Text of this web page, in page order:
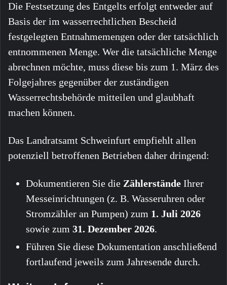
Die Festsetzung des Entgelts erfolgt entweder auf
Basis der im wasserrechtlichen Bescheid
festgelegten Entnahmemengen oder der tatsächlich
entnommenen Menge. Wer die tatsächliche Menge
abrechnen möchte, muss diese bis zum 1. März des
Folgejahres gegenüber der zuständigen
Wasserrechtsbehörde mitteilen und glaubhaft
machen können.
Das Landratsamt Schweinfurt empfiehlt allen
potenziell betroffenen Betrieben daher dringend:
Dokumentieren Sie die Zählerstände Ihrer
Messeinrichtungen (z. B. Wasseruhren oder
Stromzähler an Pumpen) zum 1. Juli 2026
sowie zum 31. Dezember 2026.
Führen Sie diese Dokumentation anschließend
fortlaufend jeweils zum Jahresende durch.